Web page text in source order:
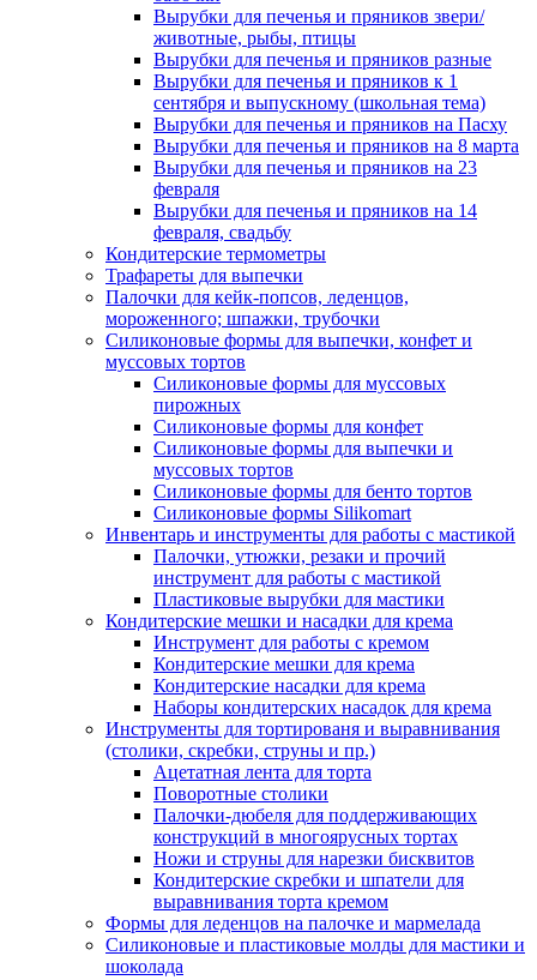
Вырубки для печенья и пряников звери/
животные, рыбы, птицы
Вырубки для печенья и пряников разные
Вырубки для печенья и пряников к 1
сентября и выпускному (школьная тема)
Вырубки для печенья и пряников на Пасху
Вырубки для печенья и пряников на 8 марта
Вырубки для печенья и пряников на 23
февраля
Вырубки для печенья и пряников на 14
февраля, свадьбу
Кондитерские термометры
Трафареты для выпечки
Палочки для кейк-попсов, леденцов,
мороженного; шпажки, трубочки
Силиконовые формы для выпечки, конфет и
муссовых тортов
Силиконовые формы для муссовых
пирожных
Силиконовые формы для конфет
Силиконовые формы для выпечки и
муссовых тортов
Силиконовые формы для бенто тортов
Силиконовые формы Silikomart
Инвентарь и инструменты для работы с мастикой
Палочки, утюжки, резаки и прочий
инструмент для работы с мастикой
Пластиковые вырубки для мастики
Кондитерские мешки и насадки для крема
Инструмент для работы с кремом
Кондитерские мешки для крема
Кондитерские насадки для крема
Наборы кондитерских насадок для крема
Инструменты для тортированя и выравнивания
(столики, скребки, струны и пр.)
Ацетатная лента для торта
Поворотные столики
Палочки-дюбеля для поддерживающих
конструкций в многоярусных тортах
Ножи и струны для нарезки бисквитов
Кондитерские скребки и шпатели для
выравнивания торта кремом
Формы для леденцов на палочке и мармелада
Силиконовые и пластиковые молды для мастики и
шоколада